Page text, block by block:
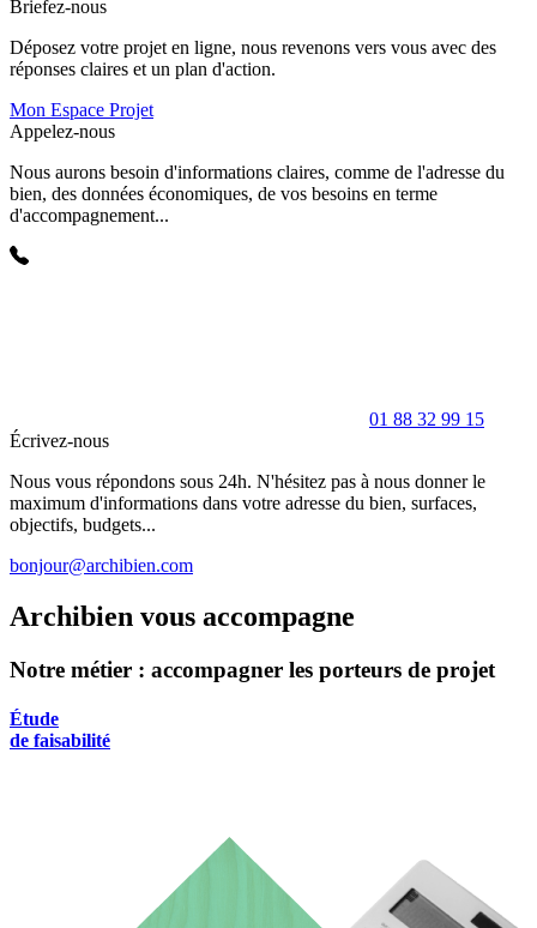
Briefez-nous
Déposez votre projet en ligne, nous revenons vers vous avec des
réponses claires et un plan d'action.
Mon Espace Projet
Appelez-nous
Nous aurons besoin d'informations claires, comme de l'adresse du
bien, des données économiques, de vos besoins en terme
d'accompagnement...
01 88 32 99 15
Écrivez-nous
Nous vous répondons sous 24h. N'hésitez pas à nous donner le
maximum d'informations dans votre adresse du bien, surfaces,
objectifs, budgets...
bonjour@archibien.com
Archibien vous accompagne
Notre métier : accompagner les porteurs de projet
Étude
de faisabilité